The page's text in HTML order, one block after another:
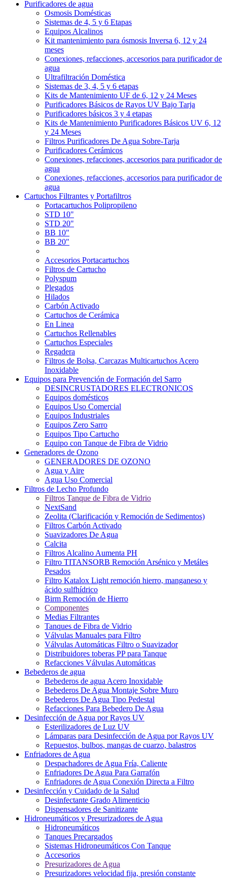
Purificadores de agua
Osmosis Domésticas
Sistemas de 4, 5 y 6 Etapas
Equipos Alcalinos
Kit mantenimiento para ósmosis Inversa 6, 12 y 24
meses
Conexiones, refacciones, accesorios para purificador de
agua
Ultrafiltración Doméstica
Sistemas de 3, 4, 5 y 6 etapas
Kits de Mantenimiento UF de 6, 12 y 24 Meses
Purificadores Básicos de Rayos UV Bajo Tarja
Purificadores básicos 3 y 4 etapas
Kits de Mantenimiento Purificadores Básicos UV 6, 12
y 24 Meses
Filtros Purificadores De Agua Sobre-Tarja
Purificadores Cerámicos
Conexiones, refacciones, accesorios para purificador de
agua
Conexiones, refacciones, accesorios para purificador de
agua
Cartuchos Filtrantes y Portafiltros
Portacartuchos Polipropileno
STD 10"
STD 20"
BB 10"
BB 20"
Accesorios Portacartuchos
Filtros de Cartucho
Polyspum
Plegados
Hilados
Carbón Activado
Cartuchos de Cerámica
En Linea
Cartuchos Rellenables
Cartuchos Especiales
Regadera
Filtros de Bolsa, Carcazas Multicartuchos Acero
Inoxidable
Equipos para Prevención de Formación del Sarro
DESINCRUSTADORES ELECTRONICOS
Equipos domésticos
Equipos Uso Comercial
Equipos Industriales
Equipos Zero Sarro
Equipos Tipo Cartucho
Equipo con Tanque de Fibra de Vidrio
Generadores de Ozono
GENERADORES DE OZONO
Agua y Aire
Agua Uso Comercial
Filtros de Lecho Profundo
Filtros Tanque de Fibra de Vidrio
NextSand
Zeolita (Clarificación y Remoción de Sedimentos)
Filtros Carbón Activado
Suavizadores De Agua
Calcita
Filtros Alcalino Aumenta PH
Filtro TITANSORB Remoción Arsénico y Metáles
Pesados
Filtro Katalox Light remoción hierro, manganeso y
ácido sulfhídrico
Birm Remoción de Hierro
Componentes
Medias Filtrantes
Tanques de Fibra de Vidrio
Válvulas Manuales para Filtro
Válvulas Automáticas Filtro o Suavizador
Distribuidores toberas PP para Tanque
Refacciones Válvulas Automáticas
Bebederos de agua
Bebederos de agua Acero Inoxidable
Bebederos De Agua Montaje Sobre Muro
Bebederos De Agua Tipo Pedestal
Refacciones Para Bebedero De Agua
Desinfección de Agua por Rayos UV
Esterilizadores de Luz UV
Lámparas para Desinfección de Agua por Rayos UV
Repuestos, bulbos, mangas de cuarzo, balastros
Enfriadores de Agua
Despachadores de Agua Fría, Caliente
Enfriadores De Agua Para Garrafón
Enfriadores de Agua Conexión Directa a Filtro
Desinfección y Cuidado de la Salud
Desinfectante Grado Alimenticio
Dispensadores de Sanitizante
Hidroneumáticos y Presurizadores de Agua
Hidroneumáticos
Tanques Precargados
Sistemas Hidroneumáticos Con Tanque
Accesorios
Presurizadores de Agua
Presurizadores velocidad fija, presión constante